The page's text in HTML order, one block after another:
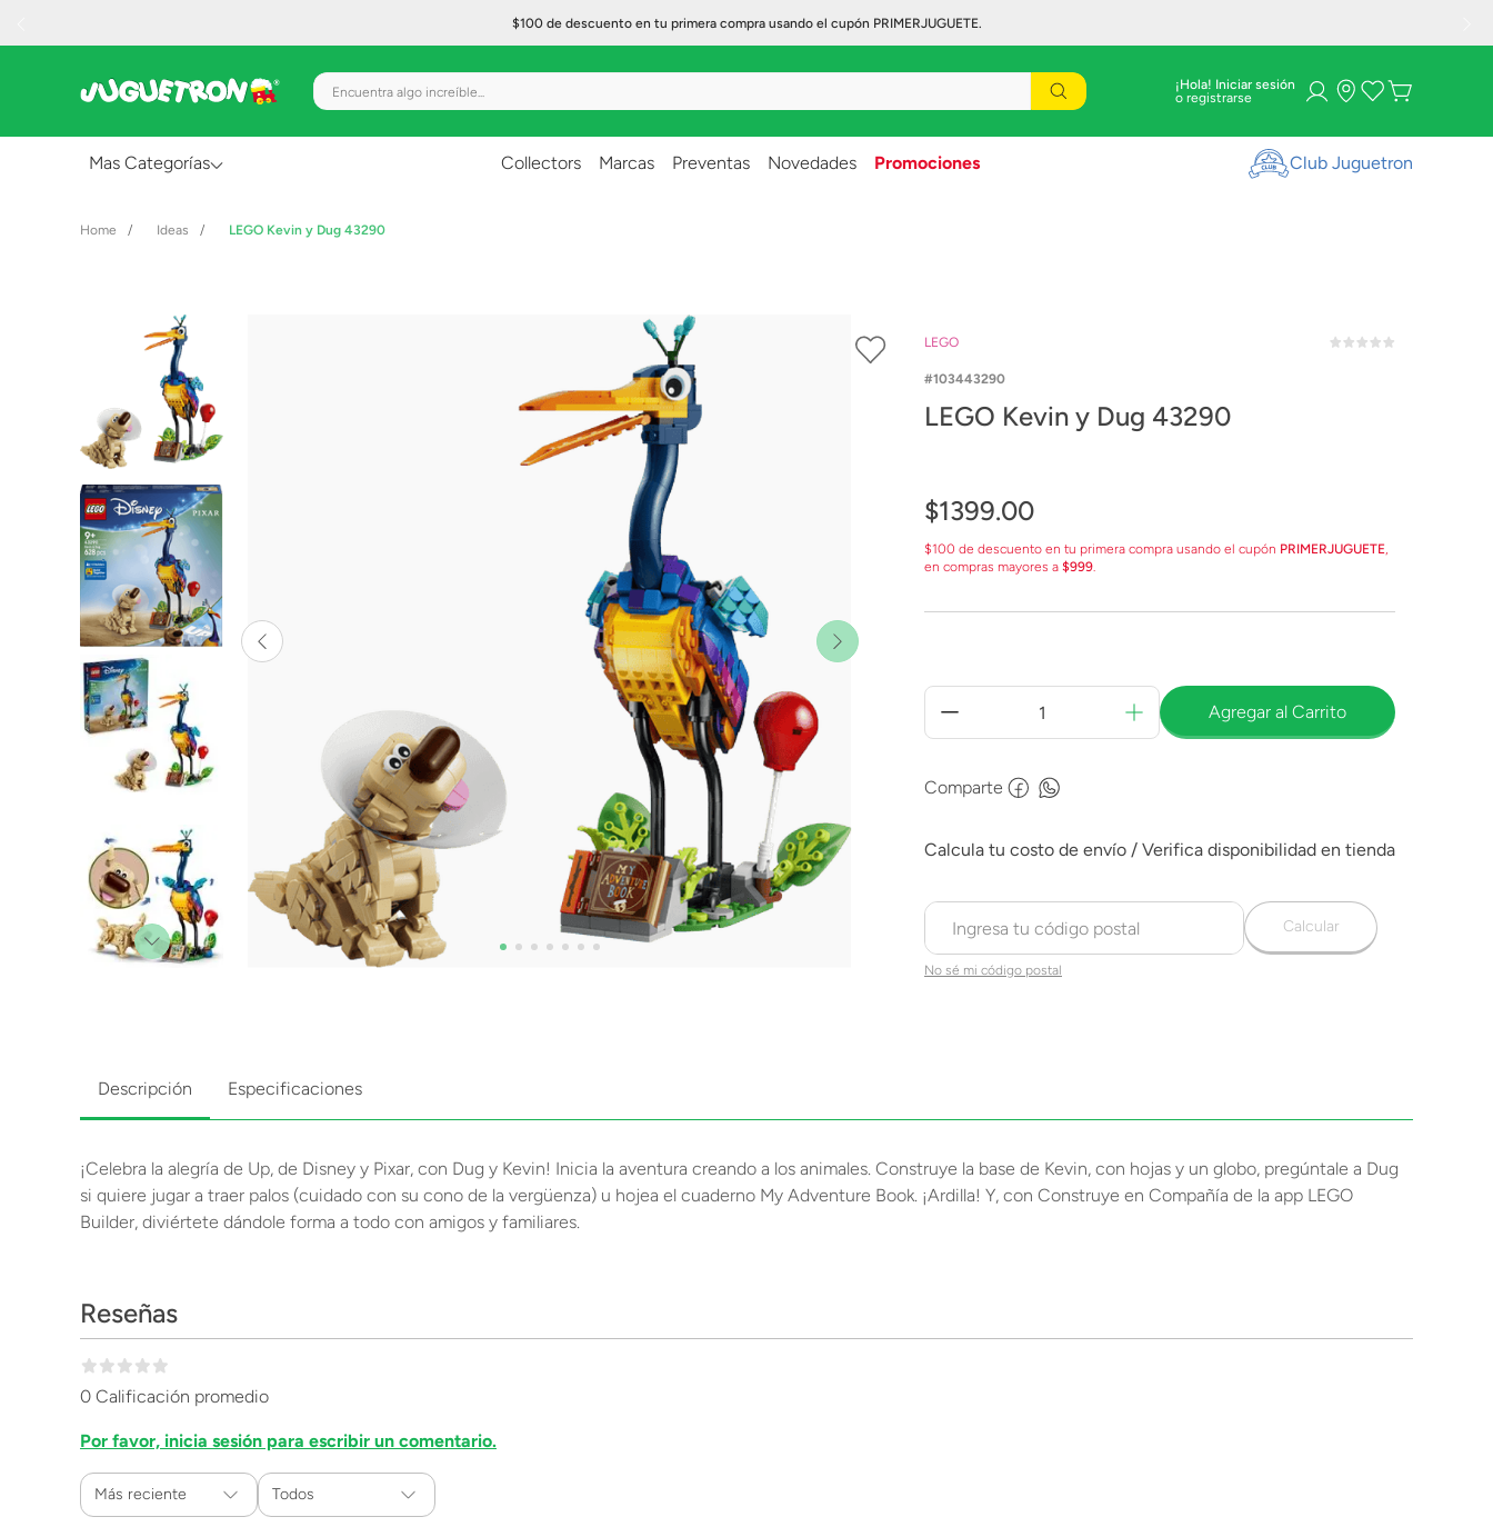
$100 de descuento en tu primera compra usando el cupón PRIMERJUGUETE.
Encuentra algo increíble... ¡Hola! Iniciar sesión
Mas Categorías
Creatividad y Arte
Figuras de Acción
Gadgets y Electrónicos
Juegos de Mesa
Lanzadores
Muñecas
Construcción
Peluches
Vehículos y Pistas
Collectors Marcas Preventas Novedades Promociones Club Juguetron
Ideas LEGO Kevin y Dug 43290
LEGO
103443290
LEGO Kevin y Dug 43290
$1399.00
$100 de descuento en tu primera compra usando el cupón PRIMERJUGUETE,
en compras mayores a $999.
Agregar al Carrito
Comparte
No sé mi código postal
Calcular
Descripción Especificaciones
¡Celebra la alegría de Up, de Disney y Pixar, con Dug y Kevin! Inicia la aventura creando a los animales. Construye la base de Kevin, con hojas y un globo, pregúntale a Dug
si quiere jugar a traer palos (cuidado con su cono de la vergüenza) u hojea el cuaderno My Adventure Book. ¡Ardilla! Y, con Construye en Compañía de la app LEGO
Builder, diviértete dándole forma a todo con amigos y familiares.
Reseñas
0 Calificación promedio
Por favor, inicia sesión para escribir un comentario.
Más reciente Todos